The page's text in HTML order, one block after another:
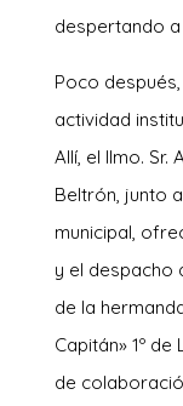
despertando
Poco
actividad
Allí, el Ilmo. Sr.
Beltrón, junto
municipal,
y el despacho
de la
Capitán» 1º
de